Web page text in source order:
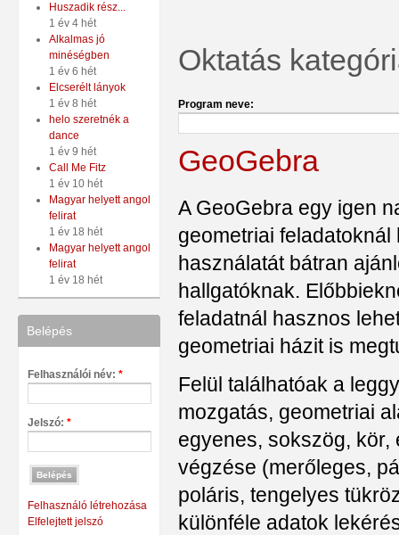
Huszadik rész...
1 év 4 hét
Alkalmas jó
minéségben
1 év 6 hét
Elcserélt lányok
1 év 8 hét
helo szeretnék a
dance
1 év 9 hét
Call Me Fitz
1 év 10 hét
Magyar helyett angol
felirat
1 év 18 hét
Magyar helyett angol
felirat
1 év 18 hét
Belépés
Felhasználói név: *
Jelszó: *
Felhasználó létrehozása
Elfelejtett jelszó
Oktatás
Program neve:
GeoGebra
A GeoGebra egy igen
geometriai
használatát bátran
hallgatóknak.
feladatnál hasznos
geometriai házit is
Felül találhatóak a
mozgatás, geometriai
egyenes, sokszög, kör,
végzése (merőleges,
poláris, tengelyes
különféle adatok